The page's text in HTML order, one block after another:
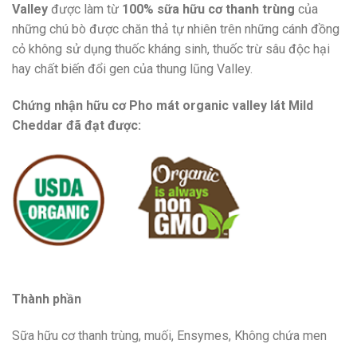
Valley được làm từ 100% sữa hữu cơ thanh trùng của
những chú bò được chăn thả tự nhiên trên những cánh đồng
cỏ không sử dụng thuốc kháng sinh, thuốc trừ sâu độc hại
hay chất biến đổi gen của thung lũng Valley.
Chứng nhận hữu cơ Pho mát organic valley lát Mild
Cheddar đã đạt được:
Thành phần
Sữa hữu cơ thanh trùng, muối, Ensymes, Không chứa men